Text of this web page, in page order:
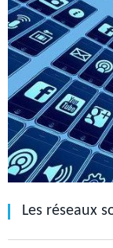
Les réseaux